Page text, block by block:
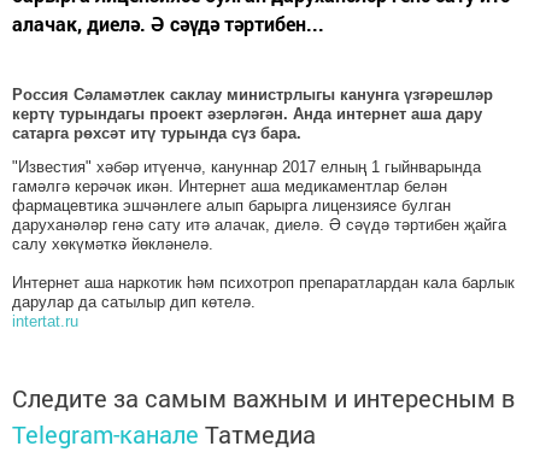
алачак, диелә. Ә сәүдә тәртибен...
Россия Сәламәтлек саклау министрлыгы канунга үзгәрешләр
кертү турындагы проект әзерләгән. Анда интернет аша дару
сатарга рөхсәт итү турында сүз бара.
"Известия" хәбәр итүенчә, кануннар 2017 елның 1 гыйнварында
гамәлгә керәчәк икән. Интернет аша медикаментлар белән
фармацевтика эшчәнлеге алып барырга лицензиясе булган
даруханәләр генә сату итә алачак, диелә. Ә сәүдә тәртибен җайга
салу хөкүмәткә йөкләнелә.
Интернет аша наркотик һәм психотроп препаратлардан кала барлык
дарулар да сатылыр дип көтелә.
intertat.ru
Следите за самым важным и интересным в
Telegram-канале Татмедиа